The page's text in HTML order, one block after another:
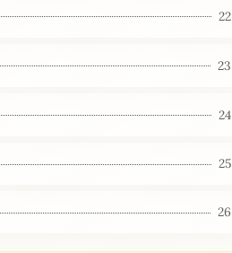
22
23
24
25
26